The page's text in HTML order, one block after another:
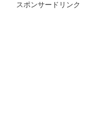
スポンサードリンク